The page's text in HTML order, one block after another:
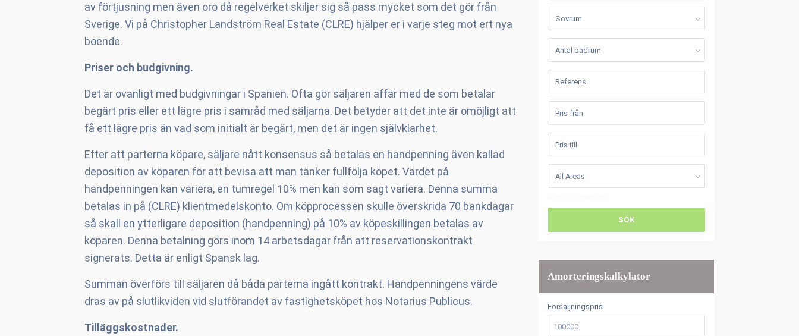
av förtjusning men även oro då regelverket skiljer sig så pass mycket som det gör från
Sverige. Vi på Christopher Landström Real Estate (CLRE) hjälper er i varje steg mot ert nya
boende.
Priser och budgivning.
Det är ovanligt med budgivningar i Spanien. Ofta gör säljaren affär med de som betalar
begärt pris eller ett lägre pris i samråd med säljarna. Det betyder att det inte är omöjligt att
få ett lägre pris än vad som initialt är begärt, men det är ingen självklarhet.
Efter att parterna köpare, säljare nått konsensus så betalas en handpenning även kallad
deposition av köparen för att bevisa att man tänker fullfölja köpet. Värdet på
handpenningen kan variera, en tumregel 10% men kan som sagt variera. Denna summa
betalas in på (CLRE) klientmedelskonto. Om köpprocessen skulle överskrida 70 bankdagar
så skall en ytterligare deposition (handpenning) på 10% av köpeskillingen betalas av
köparen. Denna betalning görs inom 14 arbetsdagar från att reservationskontrakt
signerats. Detta är enligt Spansk lag.
Summan överförs till säljaren då båda parterna ingått kontrakt. Handpenningens värde
dras av på slutlikviden vid slutförandet av fastighetsköpet hos Notarius Publicus.
Tilläggskostnader.
Sovrum
Antal badrum
All Areas
SÖK
Amorteringskalkylator
Försäljningspris